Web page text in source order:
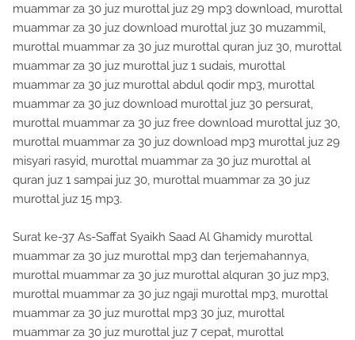
muammar za 30 juz murottal juz 29 mp3 download, murottal
muammar za 30 juz download murottal juz 30 muzammil,
murottal muammar za 30 juz murottal quran juz 30, murottal
muammar za 30 juz murottal juz 1 sudais, murottal
muammar za 30 juz murottal abdul qodir mp3, murottal
muammar za 30 juz download murottal juz 30 persurat,
murottal muammar za 30 juz free download murottal juz 30,
murottal muammar za 30 juz download mp3 murottal juz 29
misyari rasyid, murottal muammar za 30 juz murottal al
quran juz 1 sampai juz 30, murottal muammar za 30 juz
murottal juz 15 mp3.
Surat ke-37 As-Saffat Syaikh Saad Al Ghamidy murottal
muammar za 30 juz murottal mp3 dan terjemahannya,
murottal muammar za 30 juz murottal alquran 30 juz mp3,
murottal muammar za 30 juz ngaji murottal mp3, murottal
muammar za 30 juz murottal mp3 30 juz, murottal
muammar za 30 juz murottal juz 7 cepat, murottal